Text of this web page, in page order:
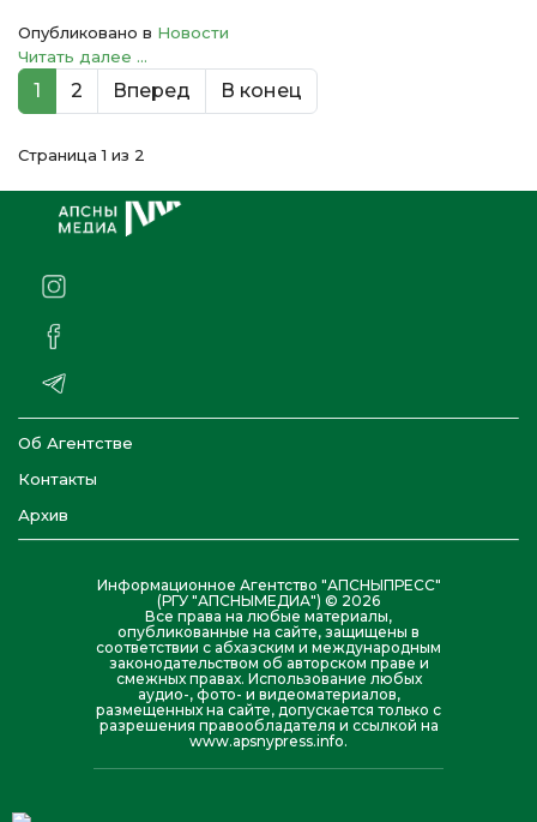
Опубликовано в Новости
Читать далее ...
1 2 Вперед В конец
Страница 1 из 2
Об Агентстве
Контакты
Архив
Информационное Агентство "АПСНЫПРЕСС"
(РГУ "АПСНЫМЕДИА") © 2026
Все права на любые материалы,
опубликованные на сайте, защищены в
соответствии с абхазским и международным
законодательством об авторском праве и
смежных правах. Использование любых
аудио-, фото- и видеоматериалов,
размещенных на сайте, допускается только с
разрешения правообладателя и ссылкой на
www.apsnypress.info.